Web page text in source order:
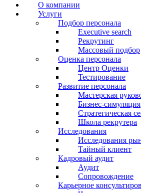
О компании
Услуги
Подбор персонала
Executive search
Рекрутинг
Массовый подбор
Оценка персонала
Центр Оценки
Тестирование
Развитие персонала
Мастерская
Бизнес-симуляция
Стратегическая
Школа рекрутера
Исследования
Исследования
Тайный клиент
Кадровый аудит
Аудит
Сопровождение
Карьерное